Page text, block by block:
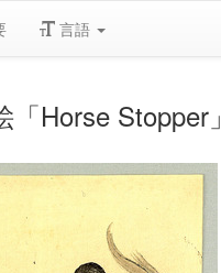
言語
Horse Stopper」